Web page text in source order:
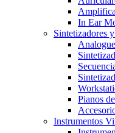
In Ear
Sintetizadores
Pianos
Instrumentos